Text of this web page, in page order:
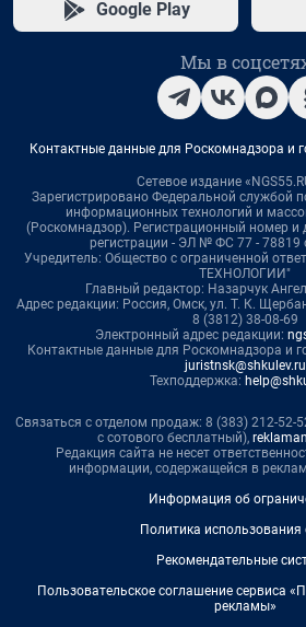
Google Play
Мы в
Контактные данные для Роскомнадзора и
Сетевое издание
Зарегистрировано Федеральной службой
информационных технологий и
(Роскомнадзор). Регистрационный номер и
регистрации - ЭЛ № ФС 77 - 78819
Учредитель: Общество с ограниченной
ТЕХНОЛОГИИ"
Главный редактор: Назарчук
Адрес редакции: Россия, Омск, ул. Т. К.
8 (3812) 38-08-69
Электронный адрес редакции:
Контактные данные для Роскомнадзора и
juristnsk@shkulev.ru
Техподдержка:
Связаться с отделом продаж: 8 (383) 212-52-
с сотового бесплатный),
Редакция сайта не несет
информации, содержащейся в
Информация об
Политика использования
Рекомендательные
Пользовательское соглашение сервиса
рекламы»